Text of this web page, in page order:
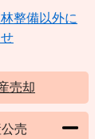
整備以外に
売却
売